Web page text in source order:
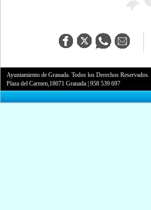
Ayuntamiento de Granada. Todos los Derechos Reservados.
Plaza del Carmen,18071 Granada |958 539 697